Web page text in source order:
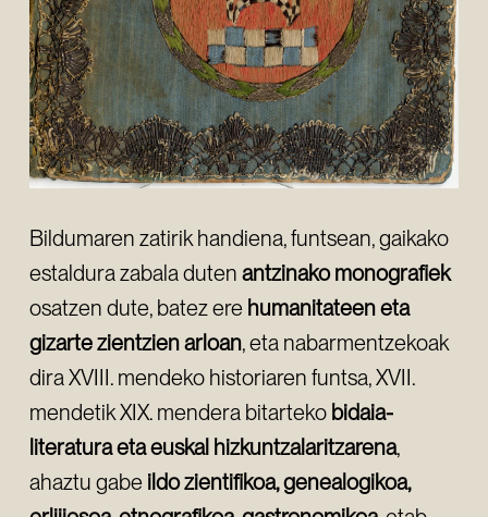
Bildumaren zatirik handiena, funtsean, gaikako
estaldura zabala duten antzinako monografiek
osatzen dute, batez ere humanitateen eta
gizarte zientzien arloan, eta nabarmentzekoak
dira XVIII. mendeko historiaren funtsa, XVII.
mendetik XIX. mendera bitarteko bidaia-
literatura eta euskal hizkuntzalaritzarena,
ahaztu gabe ildo zientifikoa, genealogikoa,